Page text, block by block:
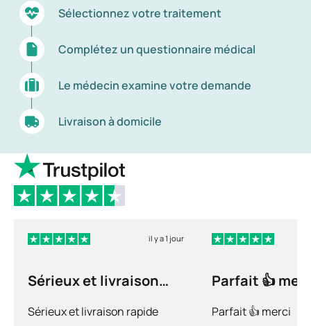
Sélectionnez votre traitement
Complétez un questionnaire médical
Le médecin examine votre demande
Livraison à domicile
il y a 1 jour
Sérieux et livraison
Sérieux et livraison rapide
Parfait 👍
Parfait 👍 merci